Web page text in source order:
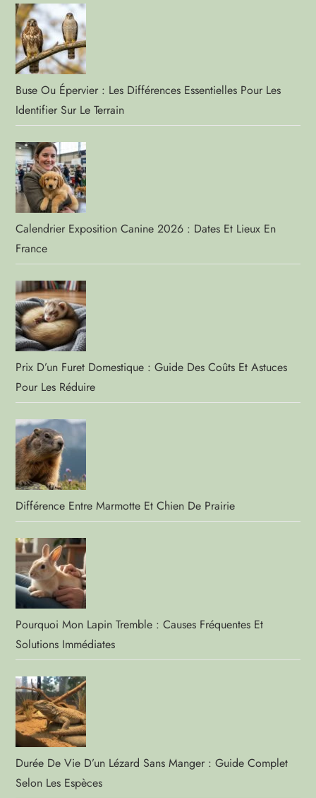
Buse Ou Épervier : Les Différences Essentielles Pour Les
Identifier Sur Le Terrain
Calendrier Exposition Canine 2026 : Dates Et Lieux En
France
Prix D’un Furet Domestique : Guide Des Coûts Et Astuces
Pour Les Réduire
Différence Entre Marmotte Et Chien De Prairie
Pourquoi Mon Lapin Tremble : Causes Fréquentes Et
Solutions Immédiates
Durée De Vie D’un Lézard Sans Manger : Guide Complet
Selon Les Espèces